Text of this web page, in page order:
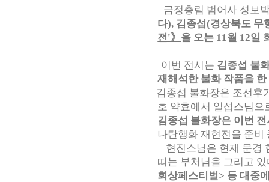
금정총림 범어사 성보박
다), 김종섭(경상북도 무
전'》 을 오는 11월 12일
이번 전시는 김종섭 불
재해석한 불화 작품을
김종섭 불화장은 조선후
호 약효에서 일섭스님으
김종섭 불화장은 이번
나탄행화 재현전을 준비
현진스님은 현재 문경 현
띠는 부처님을 그리고
회상페스티벌> 등 대중